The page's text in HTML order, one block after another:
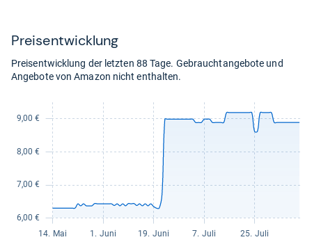
Preis­ent­wick­lung
Preisentwicklung der letzten 88 Tage. Gebrauchtangebote und
Angebote von Amazon nicht enthalten.